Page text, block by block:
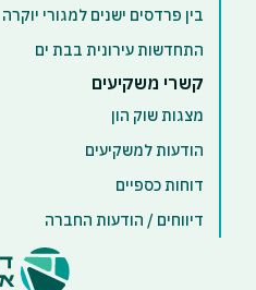
בין פרדסים ישנים למגורי יוקרה
התחדשות עירונית בבת ים
קשרי משקיעים
מצגות שוק הון
הודעות למשקיעים
דוחות כספיים
דיווחים / הודעות החברה